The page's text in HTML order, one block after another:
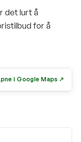
det lurt å
for å
i Google Maps ↗